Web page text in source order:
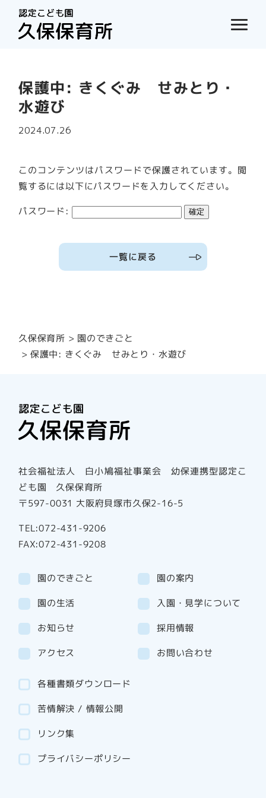
保護中: きくぐみ せみとり・
水遊び
2024.07.26
このコンテンツはパスワードで保護されています。閲
覧するには以下にパスワードを入力してください。
パスワード:
一覧に戻る
久保保育所 園のできごと
保護中: きくぐみ せみとり・水遊び
社会福祉法人 白小鳩福祉事業会 幼保連携型認定こ
ども園 久保保育所
〒597-0031 大阪府貝塚市久保2-16-5
TEL:072-431-9206
FAX:072-431-9208
園のできごと 園の案内
園の生活 入園・見学について
お知らせ
採用情報
アクセス
お問い合わせ
各種書類ダウンロード
苦情解決 / 情報公開
リンク集
プライバシーポリシー